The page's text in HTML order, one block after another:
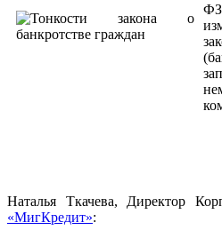
Наталья Ткачева, Директор
«МигКредит»: